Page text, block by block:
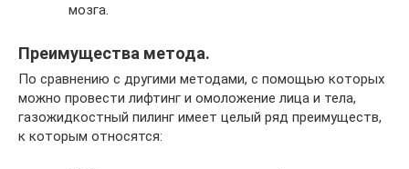
мозга.
Преимущества метода.
По сравнению с другими методами, с помощью которых
можно провести лифтинг и омоложение лица и тела,
газожидкостный пилинг имеет целый ряд преимуществ,
к которым относятся: